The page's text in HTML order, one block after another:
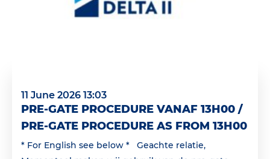
11 June 2026 13:03
PRE-GATE PROCEDURE VANAF 13H00 /
PRE-GATE PROCEDURE AS FROM 13H00
* For English see below * Geachte relatie,